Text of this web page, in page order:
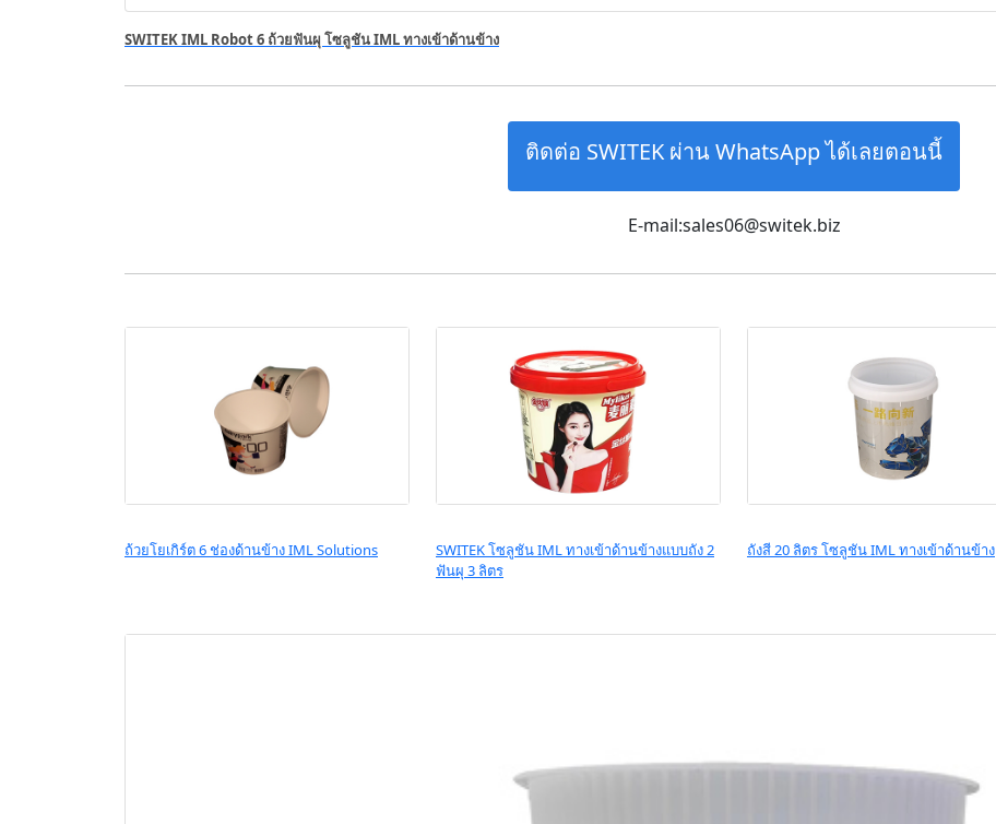
SWITEK IML Robot 6 ถ้วยฟันผุ โซลูชัน IML ทางเข้าด้านข้าง
ติดต่อ SWITEK ผ่าน WhatsApp ได้เลยตอนนี้
E-mail:sales06@switek.biz
ถ้วยโยเกิร์ต 6 ช่องด้านข้าง IML Solutions
SWITEK โซลูชัน IML ทางเข้าด้านข้างแบบถัง 2
ฟันผุ 3 ลิตร
ถังสี 20 ลิตร โซลูชัน IML ทางเข้าด้านข้าง